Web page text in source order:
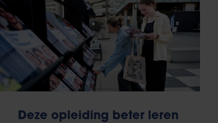
Deze opleiding beter leren